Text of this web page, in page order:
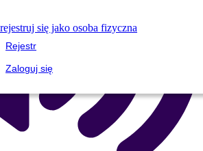
się jako osoba fizyczna
Rejestr
Zaloguj się